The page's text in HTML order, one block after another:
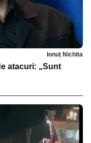
Ionuț Nichita
atacuri: „Sunt